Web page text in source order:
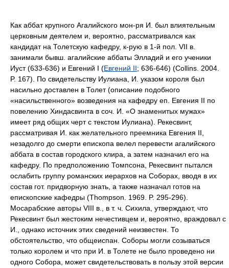
Как аббат крупного Агалийского мон-ря И. был влиятельным
церковным деятелем и, вероятно, рассматривался как
кандидат на Толетскую кафедру, к-рую в 1-й пол. VII в.
занимали бывш. агалийские аббаты Элладий и его ученики
Иуст (633-636) и Евгений I (Евгений II; 636-646) (Collins. 2004.
P. 167). По свидетельству Иулиана, И. указом короля был
насильно доставлен в Толет (описание подобного
«насильственного» возведения на кафедру еп. Евгения II по
повелению Хиндасвинта в соч. И. «О знаменитых мужах»
имеет ряд общих черт с текстом Иулиана). Рекесвинт,
рассматривая И. как желательного преемника Евгения II,
незадолго до смерти епископа велел перевести агалийского
аббата в состав городского клира, а затем назначил его на
кафедру. По предположению Томпсона, Рекесвинт пытался
ослабить группу романских иерархов на Соборах, вводя в их
состав гот. придворную знать, а также назначал готов на
епископские кафедры (Thompson. 1969. P. 295-296).
Мосарабские авторы VIII в., в т. ч. Сихила, утверждают, что
Рекесвинт был жестоким нечестивцем и, вероятно, враждовал с
И., однако источник этих сведений неизвестен. То
обстоятельство, что общеиспан. Соборы могли созываться
только королем и что при И. в Толете не было проведено ни
одного Собора, может свидетельствовать в пользу этой версии